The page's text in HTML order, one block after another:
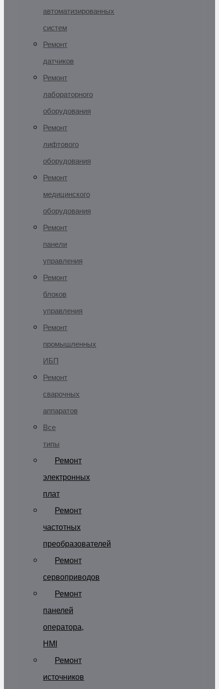
автоматизированных
систем
Ремонт
датчиков
Ремонт
лабораторного
оборудования
Ремонт
лифтового
оборудования
Ремонт
медицинского
оборудования
Ремонт
панели
управления
Ремонт
блоков
управления
Ремонт
промышленных
ИБП
Ремонт
сварочных
аппаратов
Все
типы
Ремонт
электронных
плат
Ремонт
частотных
преобразователей
Ремонт
сервоприводов
Ремонт
панелей
оператора,
HMI
Ремонт
источников